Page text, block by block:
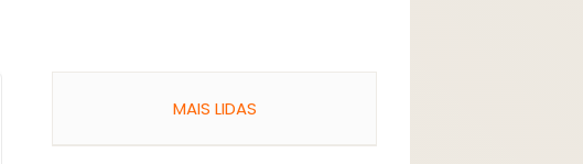
MAIS LIDAS